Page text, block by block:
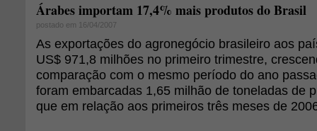
Árabes importam 17,4% mais produtos do Brasil
postado em 16/04/2007
As exportações do agronegócio brasileiro aos
US$ 971,8 milhões no primeiro trimestre,
comparação com o mesmo período do ano
foram embarcadas 1,65 milhão de toneladas de
que em relação aos primeiros três meses de